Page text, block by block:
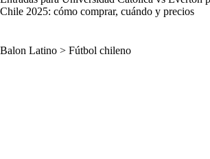
Chile 2025: cómo comprar, cuándo y precios
Balon Latino > Fútbol chileno